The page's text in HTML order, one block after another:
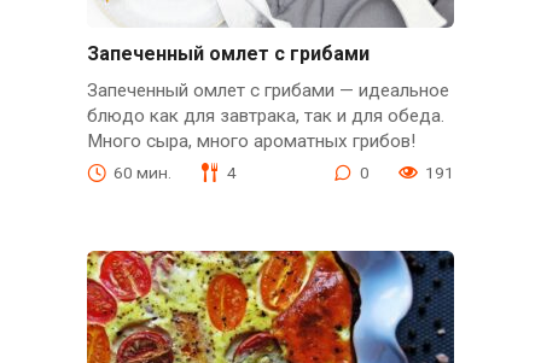
Запеченный омлет с грибами
Запеченный омлет с грибами — идеальное
блюдо как для завтрака, так и для обеда.
Много сыра, много ароматных грибов!
60 мин. 4 0 191